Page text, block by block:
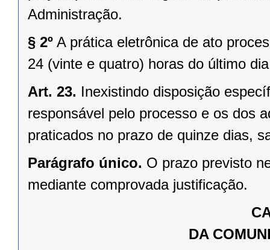
Administração.
§ 2º A prática eletrônica de ato
24 (vinte e quatro) horas do último
Art. 23. Inexistindo disposição
responsável pelo processo e os dos
praticados no prazo de quinze dias,
Parágrafo único. O prazo previsto
mediante comprovada justificação.
DA